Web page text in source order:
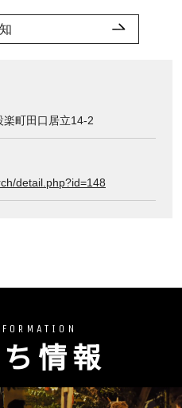
知
町田口居立14-2
detail.php?id=148
情報